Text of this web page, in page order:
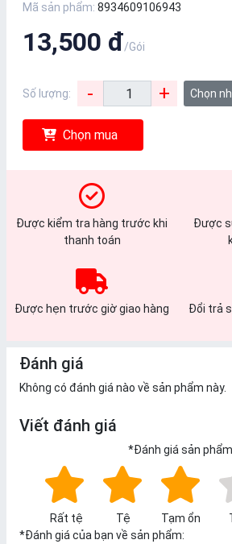
Mã sản phẩm: 8934609106943
13,500 đ/Gói
Số lượng: - + Chọn
Chọn mua
Được kiểm tra hàng trước khi
thanh toán
Được
Được hẹn trước giờ giao hàng
Đổi trả
Đánh giá
Không có đánh giá nào về sản phẩm này.
Viết đánh giá
*Đánh giá sản phẩm
Rất tệ Tệ Tạm ổn
*Đánh giá của bạn về sản phẩm: